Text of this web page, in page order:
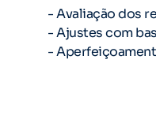
- Avaliação dos
- Ajustes com
-